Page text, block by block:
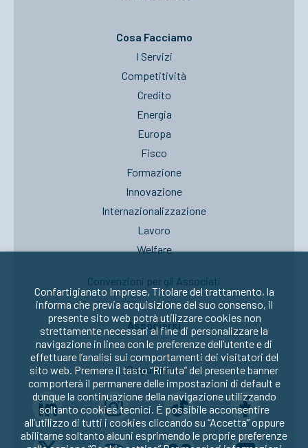
Cosa Facciamo
I Servizi
Competitività
Credito
Energia
Europa
Fisco
Formazione
Innovazione
Internazionalizzazione
Lavoro
Welfare
Convenzioni per gli Associati
Associarsi
Seguici su:
Confartigianato Imprese, Titolare del trattamento, la
informa che previa acquisizione del suo consenso, il
presente sito web potrà utilizzare cookies non
strettamente necessari al fine di personalizzare la
navigazione in linea con le preferenze dell’utente e di
effettuare l’analisi sui comportamenti dei visitatori del
sito web. Premere il tasto “Rifiuta” del presente banner
comporterà il permanere delle impostazioni di default e
dunque la continuazione della navigazione utilizzando
soltanto cookies tecnici. È possibile acconsentire
all’utilizzo di tutti i cookies cliccando su “Accetta” oppure
abilitarne soltanto alcuni esprimendo le proprie preferenze